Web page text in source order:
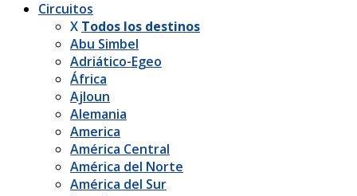
Circuitos
X Todos los destinos
Abu Simbel
Adriático-Egeo
África
Ajloun
Alemania
America
América Central
América del Norte
América del Sur